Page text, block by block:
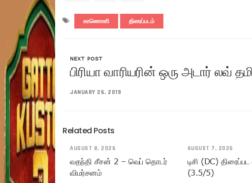
காணொளி திரைப்படம்
NEXT POST
பிரியா வாரியரின் ஒரு அடார் லவ்
JANUARY 26, 2019
Related Posts
AUGUST 8, 2026
வதந்தி சீசன் 2 – வெப் தொடர்
விமர்சனம்
AUGUST 7, 2026
டிசி (DC)
(3.5/5)